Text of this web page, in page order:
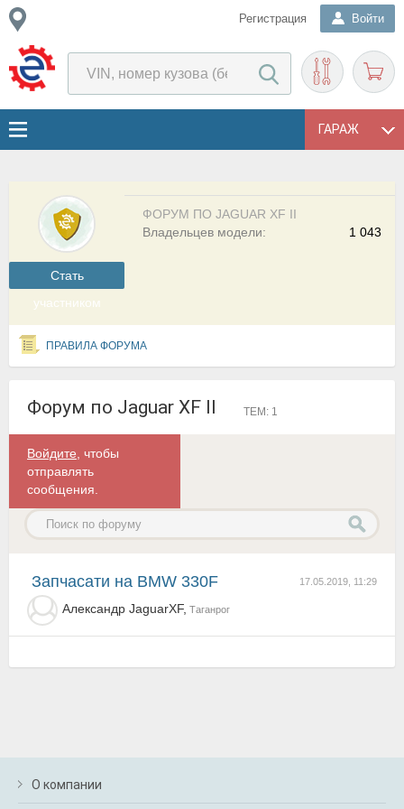
Регистрация Войти
ГАРАЖ
Cтать
участником
ФОРУМ ПО JAGUAR XF II
1 043
Владельцев модели:
ПРАВИЛА ФОРУМА
Форум по Jaguar XF II ТЕМ: 1
Войдите , чтобы
отправлять
сообщения.
17.05.2019, 11:29
Запчасати на BMW 330F
Александр JaguarXF, Таганрог
О компании